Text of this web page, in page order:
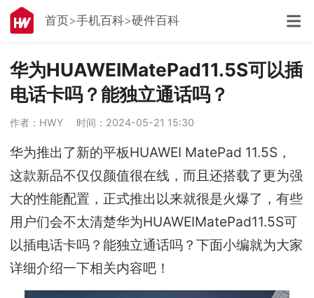
首页 手机百科 硬件百科
华为HUAWEIMatePad11.5S可以插
电话卡吗？能独立通话吗？
作者：HWY 时间：2024-05-21 15:30
华为推出了新的平板HUAWEI MatePad 11.5S，
这款新品不仅仅颜值很在线，而且还搭载了更为强
大的性能配置，正式推出以来就很是火爆了，有些
用户们会不太清楚华为HUAWEIMatePad11.5S可
以插电话卡吗？能独立通话吗？下面小编就为大家
详细介绍一下相关内容吧！